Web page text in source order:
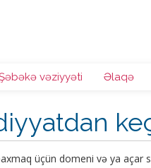
vəziyyəti Əlaqə
üçün domeni və ya açar